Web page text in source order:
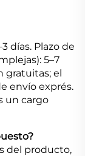
días. Plazo de
5–7
gratuitas; el
envío exprés.
un cargo
del producto,